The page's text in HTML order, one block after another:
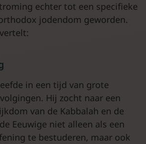
echter tot een specifieke
jodendom geworden.
leefde in een tijd van grote
Hij zocht naar een
van de Kabbalah en de
Eeuwige niet alleen als een
te bestuderen, maar ook